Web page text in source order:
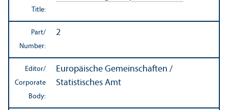
Title:
Part/
Number:
2
Editor/
Corporate
Body:
Europäische Gemeinschaften /
Statistisches Amt